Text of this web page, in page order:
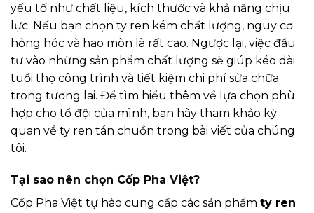
yếu tố như chất liệu, kích thước và khả năng chịu
lực. Nếu bạn chọn ty ren kém chất lượng, nguy cơ
hỏng hóc và hao mòn là rất cao. Ngược lại, việc đầu
tư vào những sản phẩm chất lượng sẽ giúp kéo dài
tuổi thọ công trình và tiết kiệm chi phí sửa chữa
trong tương lai. Để tìm hiểu thêm về lựa chọn phù
hợp cho tổ đội của mình, bạn hãy tham khảo kỳ
quan về ty ren tán chuồn trong bài viết của chúng
tôi.
Tại sao nên chọn Cốp Pha Việt?
Cốp Pha Việt tự hào cung cấp các sản phẩm ty ren